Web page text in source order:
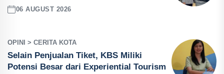
06 AUGUST 2026
OPINI > CERITA KOTA
Selain Penjualan Tiket, KBS Miliki
Potensi Besar dari Experiential Tourism